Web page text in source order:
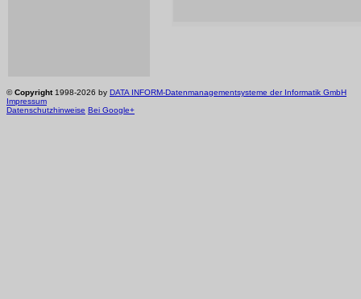
©Copyright1998-2026 by DATA INFORM-Datenmanagementsysteme der Informatik GmbH
Impressum
Datenschutzhinweise Bei Google+